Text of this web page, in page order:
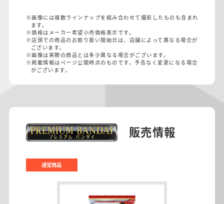
※画像には複数ラインナップを組み合わせて撮影したものも含まれ
ます。
※価格はメーカー希望小売価格表示です。
※店頭での商品のお取り扱い開始日は、店舗によって異なる場合が
ございます。
※画像は実際の商品とは多少異なる場合がございます。
※掲載情報はページ公開時点のものです。予告なく変更になる場合
がございます。
販売情報
通常商品